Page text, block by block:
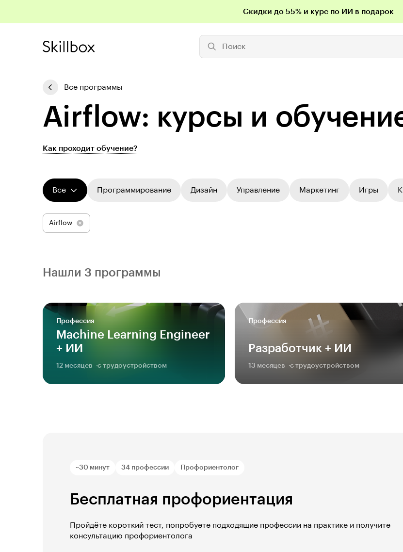
Скидки до 55% и курс по ИИ в подарок
Поиск
Все программы
Airflow: курсы и
Как проходит обучение?
Все Программирование Дизайн Управление Маркетинг Игры
Airflow
Нашли 3 программы
Профессия
Machine Learning Engineer
+ ИИ
12 месяцев с трудоустройством
Профессия
Разработчик + ИИ
13 месяцев с трудоустройством
~30 минут 34 профессии Профориентолог
Бесплатная профориентация
Пройдёте короткий тест, попробуете подходящие профессии на практике и получите
консультацию профориентолога